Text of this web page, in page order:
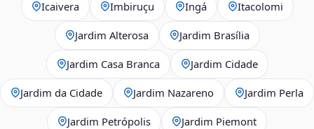
Icaivera Imbiruçu Ingá Itacolomi
Jardim Alterosa Jardim Brasília
Jardim Casa Branca Jardim Cidade
Jardim da Cidade Jardim Nazareno Jardim Perla
Jardim Petrópolis Jardim Piemont